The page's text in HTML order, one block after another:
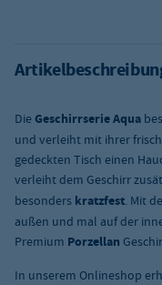
DieGeschirrserie Aqua
und verleiht mit ihrer
gedeckten Tisch einen
verleiht dem Geschirr
besonders kratzfest. Mit
außen und mal auf der
Premium Porzellan
In unserem Onlineshop